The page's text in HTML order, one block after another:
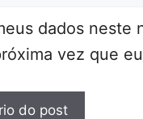
dados neste
vez que